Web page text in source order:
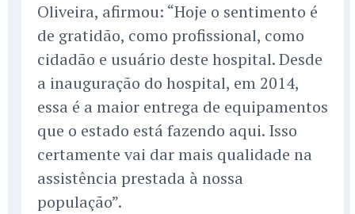
Oliveira, afirmou: “Hoje o sentimento é
de gratidão, como profissional, como
cidadão e usuário deste hospital. Desde
a inauguração do hospital, em 2014,
essa é a maior entrega de equipamentos
que o estado está fazendo aqui. Isso
certamente vai dar mais qualidade na
assistência prestada à nossa
população”.